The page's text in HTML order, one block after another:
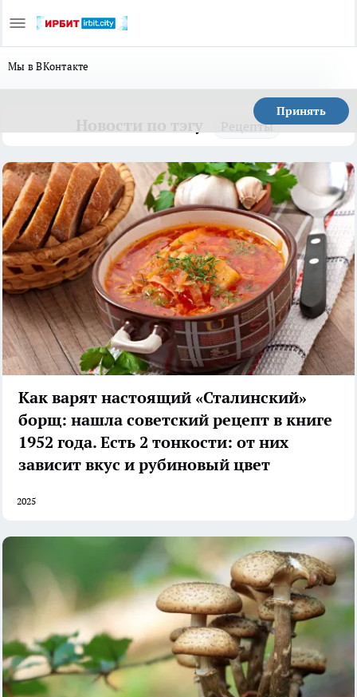
Мы в ВКонтакте
Принять
Рецепты
Как варят настоящий «Сталинский»
борщ: нашла советский рецепт в книге
1952 года. Есть 2 тонкости: от них
зависит вкус и рубиновый цвет
2025